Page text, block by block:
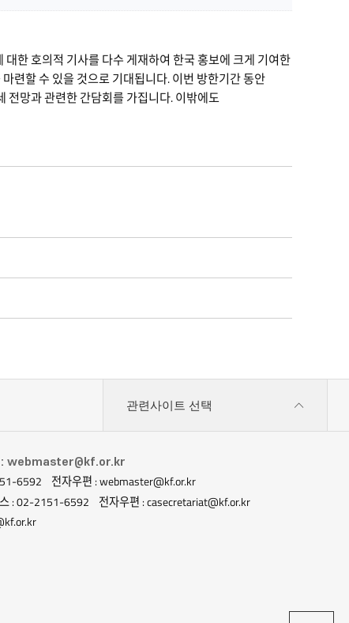
대한 호의적 기사를 다수 게재하여 한국 홍보에 크게 기여한
련할 수 있을 것으로 기대됩니다. 이번 방한기간 동안
전망과 관련한 간담회를 가집니다. 이밖에도
관련사이트 선택
: webmaster@kf.or.kr
6592
전자우편 : webmaster@kf.or.kr
: 02-2151-6592
전자우편 : casecretariat@kf.or.kr